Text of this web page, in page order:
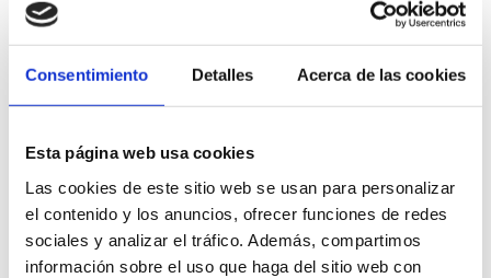
Consentimiento Detalles Acerca de las cookies
Esta página web usa cookies
Las cookies de este sitio web se usan para personalizar
el contenido y los anuncios, ofrecer funciones de redes
sociales y analizar el tráfico. Además, compartimos
información sobre el uso que haga del sitio web con
Mehr Informationen
Ausflüge
5 €